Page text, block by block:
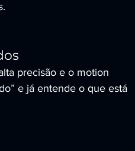
precisão e o motion
e já entende o que está